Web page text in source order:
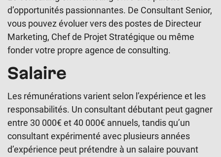
d’opportunités passionnantes. De Consultant Senior,
vous pouvez évoluer vers des postes de Directeur
Marketing, Chef de Projet Stratégique ou même
fonder votre propre agence de consulting.
Salaire
Les rémunérations varient selon l’expérience et les
responsabilités. Un consultant débutant peut gagner
entre 30 000€ et 40 000€ annuels, tandis qu’un
consultant expérimenté avec plusieurs années
d’expérience peut prétendre à un salaire pouvant